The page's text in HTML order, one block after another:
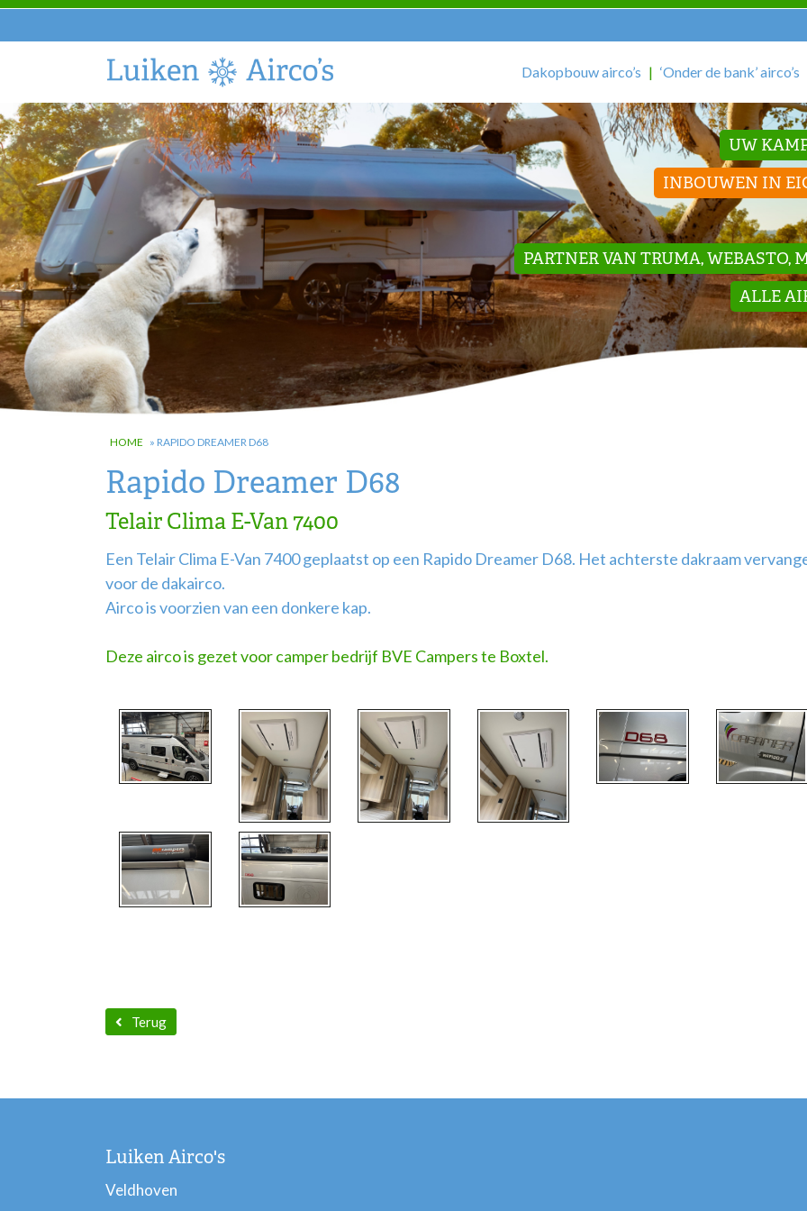
Dakopbouw airco’s ‘Onder de bank’ airco’s
UW
INBOUWEN IN
PARTNER VAN TRUMA, WEBASTO,
ALLE
HOME » RAPIDO DREAMER D68
Rapido Dreamer D68
Telair Clima E-Van 7400
Een Telair Clima E-Van 7400 geplaatst op een Rapido Dreamer D68. Het achterste dakraam
voor de dakairco.
Airco is voorzien van een donkere kap.
Deze airco is gezet voor camper bedrijf BVE Campers te Boxtel.
Terug
Luiken Airco's
Veldhoven